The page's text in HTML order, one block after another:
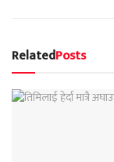
RelatedPosts